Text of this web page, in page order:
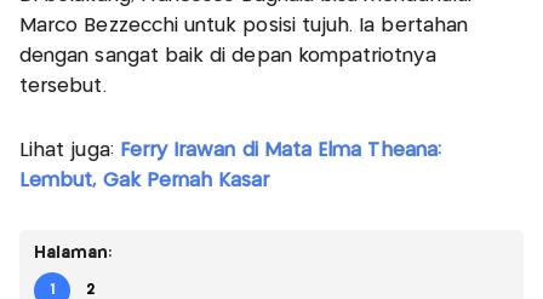
Marco Bezzecchi untuk posisi tujuh. Ia bertahan
dengan sangat baik di depan kompatriotnya
tersebut.
Lihat juga: Ferry Irawan di Mata Elma Theana:
Lembut, Gak Pernah Kasar
Halaman:
1 2